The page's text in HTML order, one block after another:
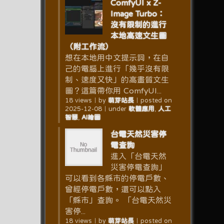
ComfyUI x Z-
Image Turbo：
沒有限制的進行
本地高速文生圖
（附工作流）
想在本地用中文提示詞，在自
己的電腦上進行「幾乎沒有限
制、速度又快」的高畫質文生
圖？這篇帶你用 ComfyUI...
18 views by 萌芽站長｜ posted on
2025-12-08｜ under 軟體應用
人工
智慧, AI繪圖
台電天然災害停
電查詢
進入「台電天然
災害停電查詢」
可以看到各縣市的停電戶數、
曾經停電戶數，還可以點入
「縣市」查詢。 「台電天然災
害停...
18 views by 萌芽站長｜ posted on